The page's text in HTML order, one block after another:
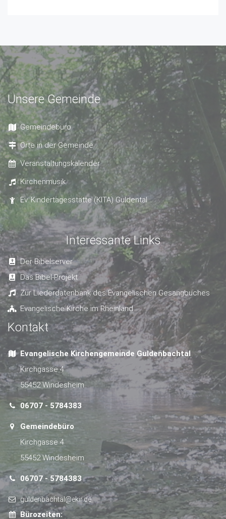
Unsere Gemeinde
Gemeindebüro
Orte in der Gemeinde
Veranstaltungskalender
Kirchenmusik
Ev. Kindertagesstätte (KITA) Guldental
Interessante Links
Der Bibelserver
Das Bibel-Projekt
Zur Liederdatenbank des Evangelischen Gesangbuches
Evangelische Kirche im Rheinland
Kontakt
Evangelische Kirchengemeinde Guldenbachtal
Kirchgasse 4
55452 Windesheim
06707 - 5784383
Gemeindebüro
Kirchgasse 4
55452 Windesheim
06707 - 5784383
guldenbachtal@ekir.de
Bürozeiten: